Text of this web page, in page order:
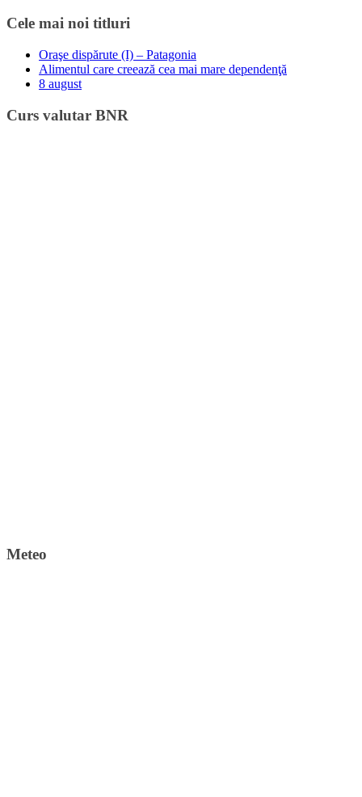
Cele mai noi titluri
Oraşe dispărute (I) – Patagonia
Alimentul care creează cea mai mare dependenţă
8 august
Curs valutar BNR
Meteo